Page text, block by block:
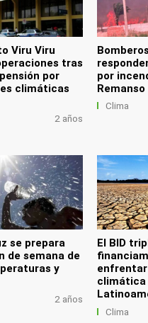
Viru Viru
tras
por
climáticas
2 años
por
Remanso
Clima
se prepara
de semana de
y
2 años
El BID
climática
Clima